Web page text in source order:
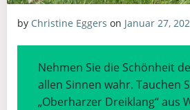
by Christine Eggers on Januar 27,
Nehmen Sie die Schönheit
allen Sinnen wahr. Tauchen
„Oberharzer Dreiklang“ aus